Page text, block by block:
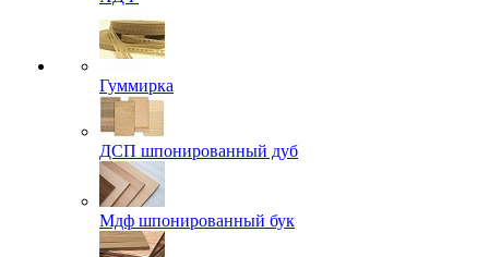
Гуммирка
ДСП шпонированный дуб
Мдф шпонированный бук